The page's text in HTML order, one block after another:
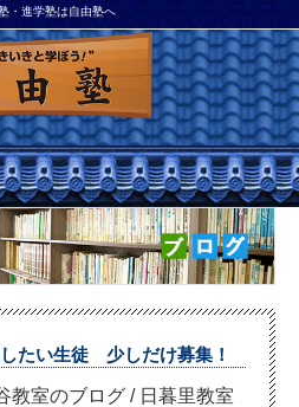
・進学塾は自由塾へ
たい生徒 少しだけ募集！
教室のブログ / 日暮里教室